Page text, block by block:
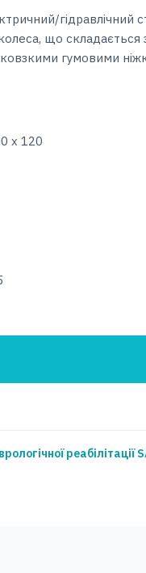
гідравлічний
що складається
гумовими
х 120
реабілітації